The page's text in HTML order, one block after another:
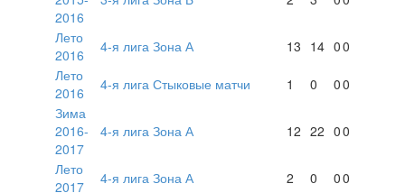
2016
Лето
2016
4-я лига Зона А 13 14 00
Лето
2016
4-я лига Стыковые матчи 1 0 00
Зима
2016-
2017
4-я лига Зона А 12 22 00
Лето
2017
4-я лига Зона А 2 0 00